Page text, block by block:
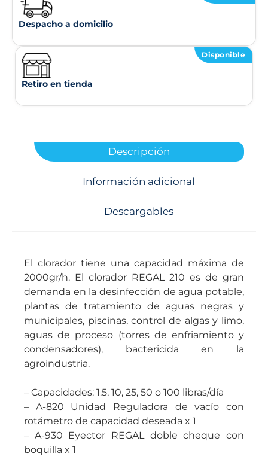
Despacho a domicilio
Disponible
Retiro en tienda
Descripción
Información adicional
Descargables
El clorador tiene una capacidad máxima de
2000gr/h. El clorador REGAL 210 es de gran
demanda en la desinfección de agua potable,
plantas de tratamiento de aguas negras y
municipales, piscinas, control de algas y limo,
aguas de proceso (torres de enfriamiento y
condensadores), bactericida en la
agroindustria.
– Capacidades: 1.5, 10, 25, 50 o 100 libras/día
– A-820 Unidad Reguladora de vacío con
rotámetro de capacidad deseada x 1
– A-930 Eyector REGAL doble cheque con
boquilla x 1